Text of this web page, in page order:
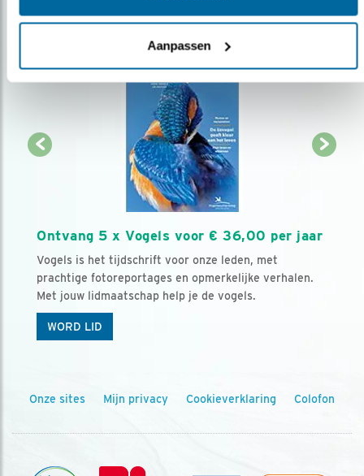
Aanpassen
Ontvang 5 x Vogels voor € 36,00 per jaar
Vogels is het tijdschrift voor onze leden, met
prachtige fotoreportages en opmerkelijke verhalen.
Met jouw lidmaatschap help je de vogels.
WORD LID
Onze sites Mijn privacy Cookieverklaring Colofon